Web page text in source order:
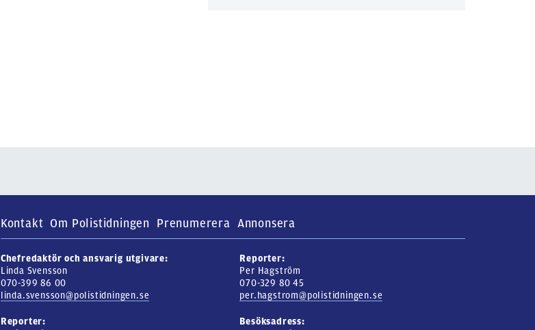
Kontakt Om Polistidningen Prenumerera Annonsera
Chefredaktör och ansvarig utgivare:
Linda Svensson
070-399 86 00
linda.svensson@polistidningen.se
Reporter:
Per Hagström
070-329 80 45
per.hagstrom@polistidningen.se
Reporter:
Besöksadress: